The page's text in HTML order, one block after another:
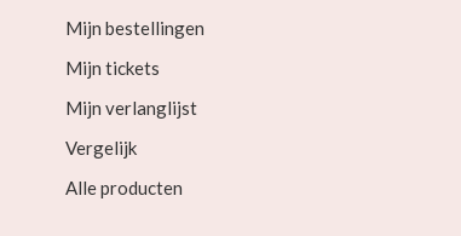
Mijn bestellingen
Mijn tickets
Mijn verlanglijst
Vergelijk
Alle producten